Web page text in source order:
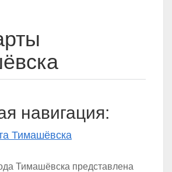
навигация:
Тимашёвска
Тимашёвска представлена